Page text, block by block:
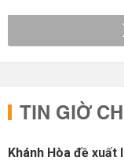
TIN GIỜ
Khánh Hòa đề xuất